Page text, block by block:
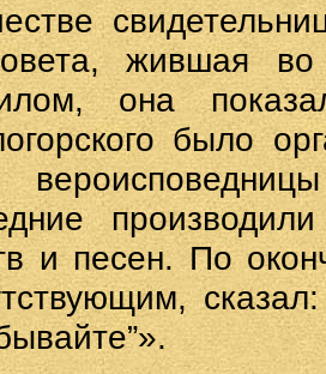
жившая
она
было
и песен. По